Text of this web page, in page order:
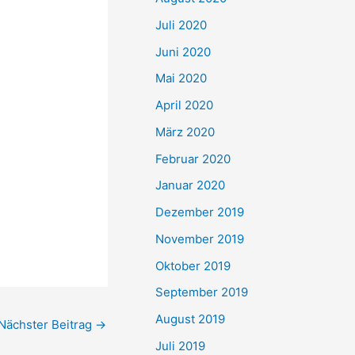
Beitrag →
Juli 2020
Juni 2020
Mai 2020
April 2020
März 2020
Februar 2020
Januar 2020
Dezember 2019
November 2019
Oktober 2019
September 2019
August 2019
Juli 2019